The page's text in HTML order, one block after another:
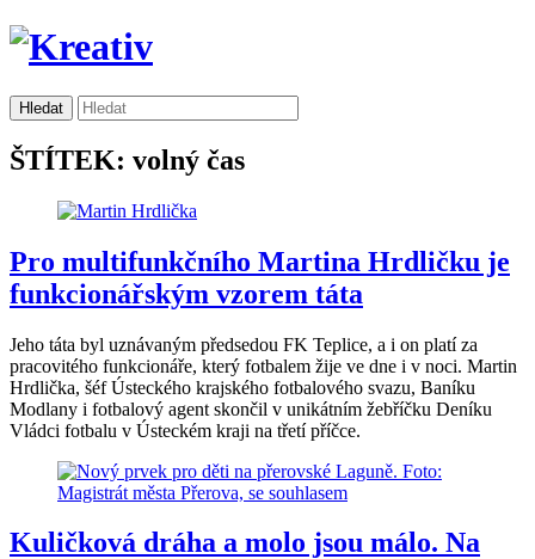
ŠTÍTEK: volný čas
Pro multifunkčního Martina Hrdličku je
funkcionářským vzorem táta
Jeho táta byl uznávaným předsedou FK Teplice, a i on platí za
pracovitého funkcionáře, který fotbalem žije ve dne i v noci. Martin
Hrdlička, šéf Ústeckého krajského fotbalového svazu, Baníku
Modlany i fotbalový agent skončil v unikátním žebříčku Deníku
Vládci fotbalu v Ústeckém kraji na třetí příčce.
Kuličková dráha a molo jsou málo. Na